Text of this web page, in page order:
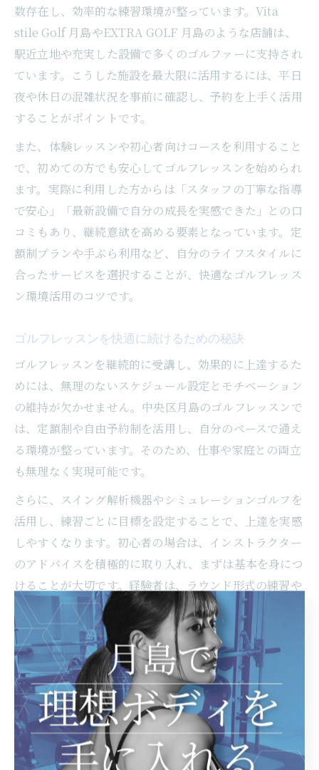
数存在し、効率的な練習環境が整っています。Vita
stile Golf 月島やEXTRA GOLF 月島のような店舗は、
駅近立地や充実した設備で多くのゴルファーに支持され
ています。こうした施設を最大限に活用するには、平日
夜や休日の混雑状況を事前に確認し、予約を上手く活用
することがポイントです。
また、体験レッスンや初心者向けコースを利用すること
で、初めての方でも安心してゴルフレッスンを始められ
ます。実際に利用した方からは「スタッフの丁寧な指導
で安心」「最新設備で自分の成長を実感できた」との口
コミもあり、継続意欲を高める要素となっています。定
額制プランや手ぶら利用など、自分のライフスタイルに
合ったサービスを選択することが、快適なゴルフレッス
ン環境活用のコツです。
ゴルフレッスンを快適に続けるための秘訣
ゴルフレッスンを継続的に受講し、効果的に上達するた
めには、無理のないスケジュール設定とモチベーション
の維持が欠かせません。中央区月島のゴルフレッスンで
は、定額制や自由予約制を活用し、自分のペースで通え
る環境が整っています。そのため、仕事や家庭との両立
も無理なく実現可能です。
さらに、スイング解析機器やシミュレーションゴルフを
活用し、練習ごとに目標を設定することで、上達を実感
しやすくなります。初心者の場合は、インストラクター
のアドバイスを積極的に取り入れ、まずは基本を身につ
けることが大切です。経験者は、ラウンド形式の練習や
個別課題の克服に取り組むことで、さらなるスコアアッ
プが期待できます。定期的な振り返りや体験談の共有
も、継続のモチベーションアップにつながるでしょう。
インドア練習なら月島のゴルフレ
ッスンがおすすめ